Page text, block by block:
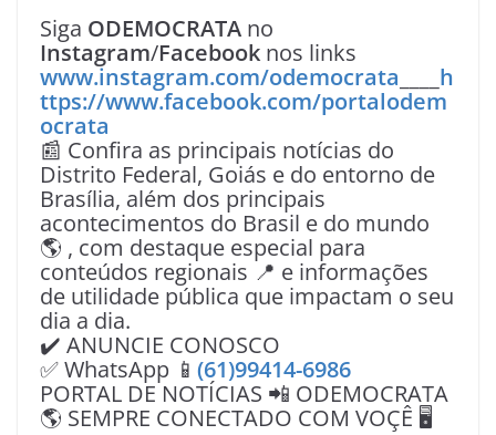
Siga ODEMOCRATA no
Instagram/Facebook nos links
www.instagram.com/odemocrata
h
ttps://www.facebook.com/portalodem
ocrata
📰 Confira as principais notícias do
Distrito Federal, Goiás e do entorno de
Brasília, além dos principais
acontecimentos do Brasil e do mundo
🌎 , com destaque especial para
conteúdos regionais 📍 e informações
de utilidade pública que impactam o seu
dia a dia.
✔️ ANUNCIE CONOSCO
✅ WhatsApp 📱 (61)99414-6986
PORTAL DE NOTÍCIAS 📲 ODEMOCRATA
🌎 SEMPRE CONECTADO COM VOÇÊ 🖥️